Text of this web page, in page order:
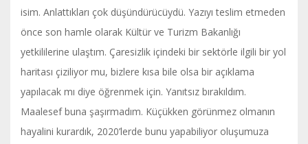
isim. Anlattıkları çok düşündürücüydü. Yazıyı teslim etmeden
önce son hamle olarak Kültür ve Turizm Bakanlığı
yetkililerine ulaştım. Çaresizlik içindeki bir sektörle ilgili bir yol
haritası çiziliyor mu, bizlere kısa bile olsa bir açıklama
yapılacak mı diye öğrenmek için. Yanıtsız bırakıldım.
Maalesef buna şaşırmadım. Küçükken görünmez olmanın
hayalini kurardık, 2020’lerde bunu yapabiliyor oluşumuza